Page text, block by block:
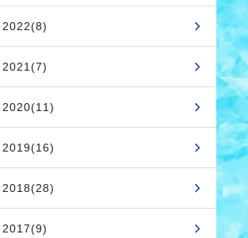
2022(8)
2021(7)
2020(11)
2019(16)
2018(28)
2017(9)